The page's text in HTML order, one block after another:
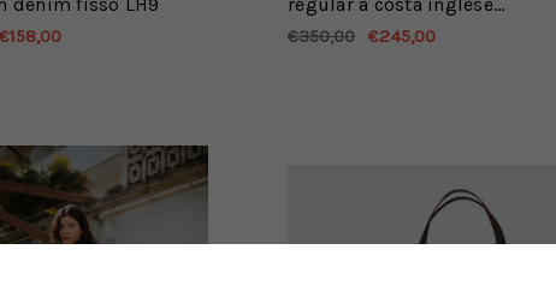
€158,00
panna
€350,00 €245,00